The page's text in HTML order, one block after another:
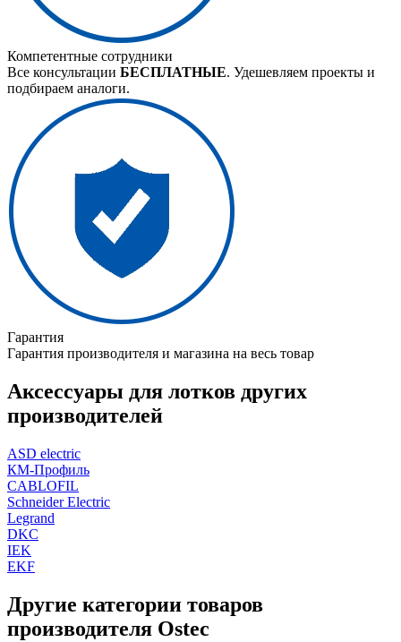
Компетентные сотрудники
Все консультации БЕСПЛАТНЫЕ. Удешевляем проекты и
подбираем аналоги.
Гарантия
Гарантия производителя и магазина на весь товар
Аксессуары для лотков других
производителей
ASD electric
КМ-Профиль
CABLOFIL
Schneider Electric
Legrand
DKC
IEK
EKF
Другие категории товаров
производителя Ostec